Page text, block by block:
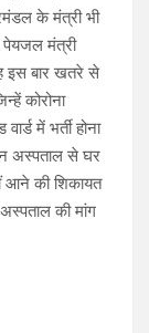
के मंत्री भी
मंत्री
इस बार खतरे से
कोरोना
में भर्ती होना
अस्पताल से घर
आने की शिकायत
की मांग